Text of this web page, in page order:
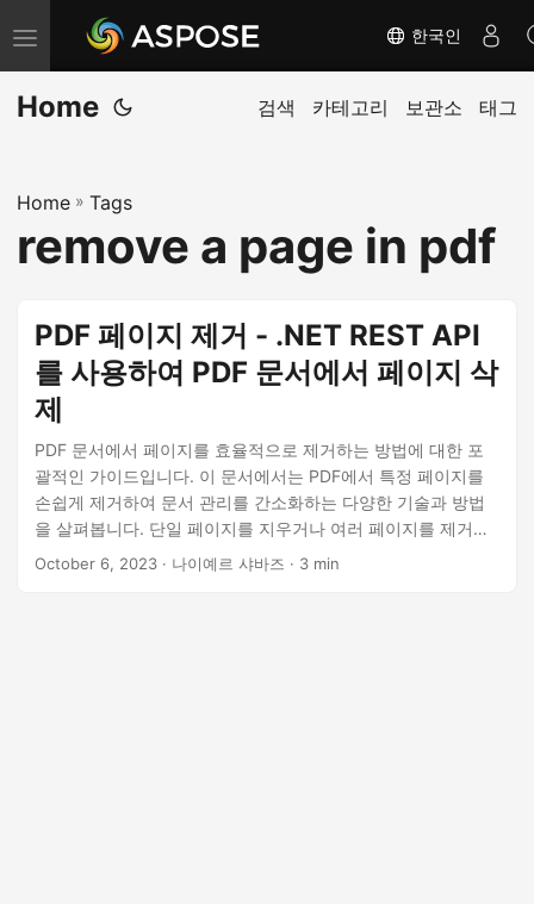
내
비
게
전
환
한국인
Home 검색 카테고리 보관소 태그
Home » Tags
remove a page in pdf
PDF 페이지 제거 - .NET REST API
를 사용하여 PDF 문서에서 페이지 삭
제
PDF 문서에서 페이지를 효율적으로 제거하는 방법에 대한 포
괄적인 가이드입니다. 이 문서에서는 PDF에서 특정 페이지를
손쉽게 제거하여 문서 관리를 간소화하는 다양한 기술과 방법
을 살펴봅니다. 단일 페이지를 지우거나 여러 페이지를 제거해
야 하는 경우 .NET REST API로 해결해 드립니다.
October 6, 2023 · 나이예르 샤바즈 · 3 min